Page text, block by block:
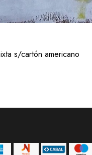
s/cartón americano